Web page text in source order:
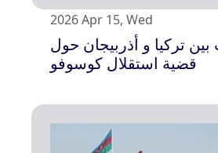
2026 Apr 15, Wed
بين تركيا و أذربيجان حول
قضية استقلال كوسوفو